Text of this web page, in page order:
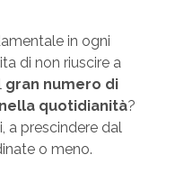
in ogni
di non riuscire a
gran numero di
quotidianità?
a prescindere dal
o meno.